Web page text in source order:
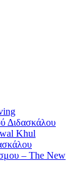
Διδασκάλου
Khul
– The New